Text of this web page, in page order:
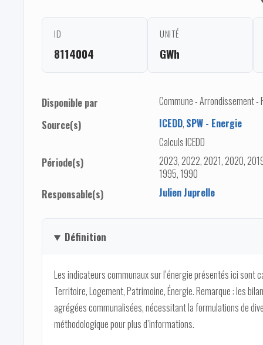
ID
8114004
UNITÉ
GWh
Disponible par
Commune - Arrondissement -
Source(s)
ICEDD, SPW - Energie
Calculs ICEDD
Période(s)
2023, 2022, 2021, 2020,
1995, 1990
Responsable(s)
Julien Juprelle
Définition
Les indicateurs communaux sur l’énergie présentés ici sont
Territoire, Logement, Patrimoine, Énergie. Remarque : les
agrégées communalisées, nécessitant la formulations de
méthodologique pour plus d’informations.